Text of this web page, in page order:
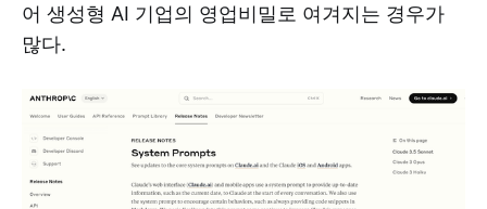
어 생성형 AI 기업의 영업비밀로 여겨지는 경우가
많다.